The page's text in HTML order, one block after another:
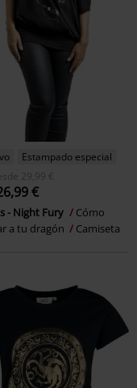
Estampado especial
29,99 €
€
- Night Fury
Cómo
a tu dragón
Camiseta